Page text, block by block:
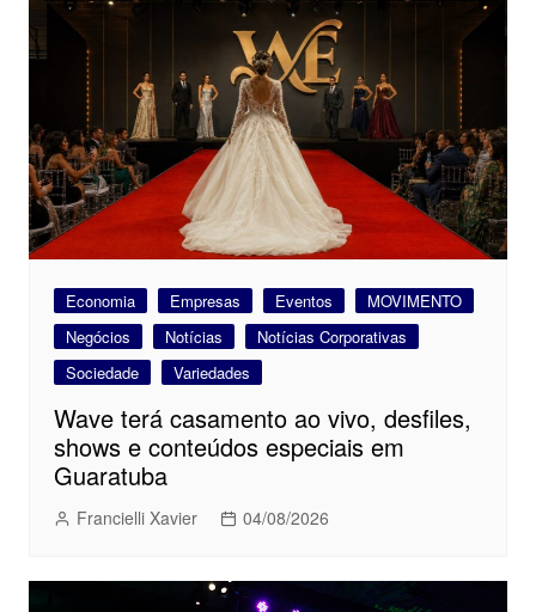
Economia Empresas Eventos
MOVIMENTO
Negócios
Notícias
Notícias Corporativas
Sociedade
Variedades
Wave terá casamento ao vivo, desfiles,
shows e conteúdos especiais em
Guaratuba
Francielli Xavier 04/08/2026